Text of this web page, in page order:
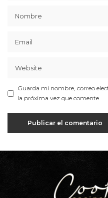
Guarda mi nombre, correo
la próxima vez que comente.